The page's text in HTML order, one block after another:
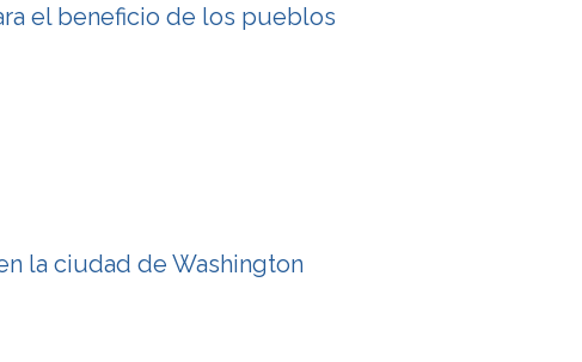
el beneficio de los pueblos
la ciudad de Washington